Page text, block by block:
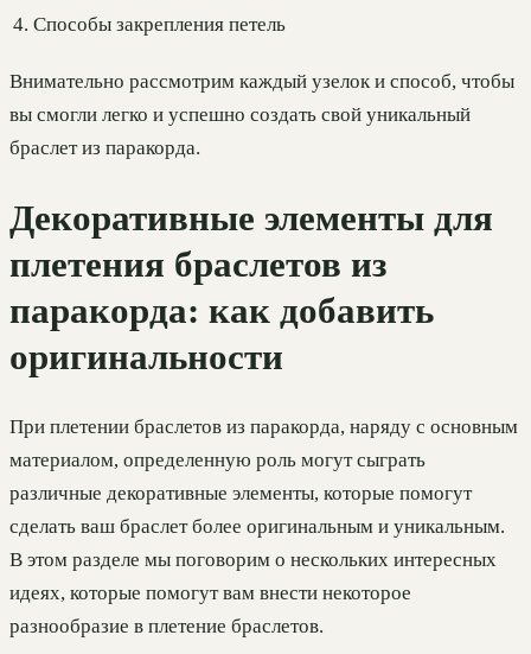
4. Способы закрепления петель
Внимательно рассмотрим каждый узелок и способ, чтобы
вы смогли легко и успешно создать свой уникальный
браслет из паракорда.
Декоративные элементы для
плетения браслетов из
паракорда: как добавить
оригинальности
При плетении браслетов из паракорда, наряду с основным
материалом, определенную роль могут сыграть
различные декоративные элементы, которые помогут
сделать ваш браслет более оригинальным и уникальным.
В этом разделе мы поговорим о нескольких интересных
идеях, которые помогут вам внести некоторое
разнообразие в плетение браслетов.